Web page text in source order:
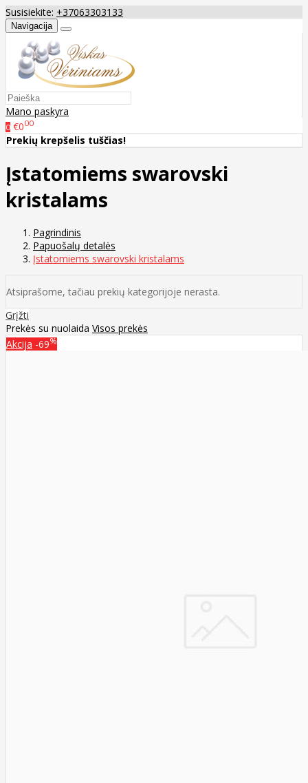
Susisiekite: +37063303133
Navigacija
Mano paskyra
0 €000
Prekių krepšelis tuščias!
Įstatomiems swarovski
kristalams
Pagrindinis
Papuošalų detalės
Įstatomiems swarovski kristalams
Atsiprašome, tačiau prekių kategorijoje nerasta.
Grįžti
Prekės su nuolaida Visos prekės
Akcija -69%